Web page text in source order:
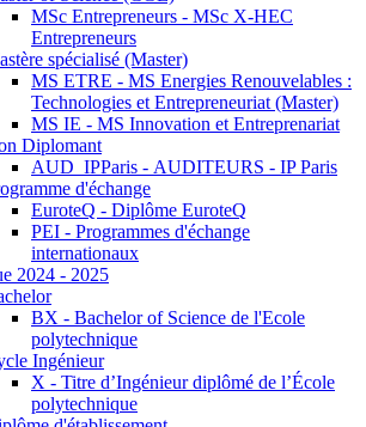
MSc Entrepreneurs - MSc X-HEC
Entrepreneurs
spécialisé (Master)
MS ETRE - MS Energies Renouvelables :
Technologies et Entrepreneuriat (Master)
MS IE - MS Innovation et Entreprenariat
Diplomant
AUD_IPParis - AUDITEURS - IP Paris
d'échange
EuroteQ - Diplôme EuroteQ
PEI - Programmes d'échange
internationaux
2024 - 2025
BX - Bachelor of Science de l'Ecole
polytechnique
Ingénieur
X - Titre d’Ingénieur diplômé de l’École
polytechnique